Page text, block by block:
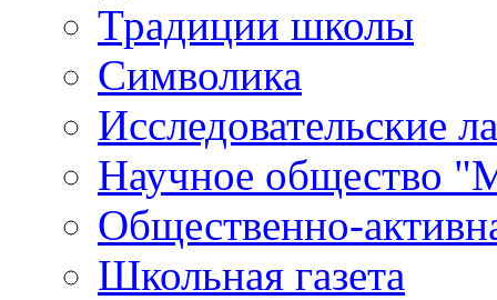
Традиции школы
Символика
Исследовательские
Научное общество
Общественно-
Школьная газета